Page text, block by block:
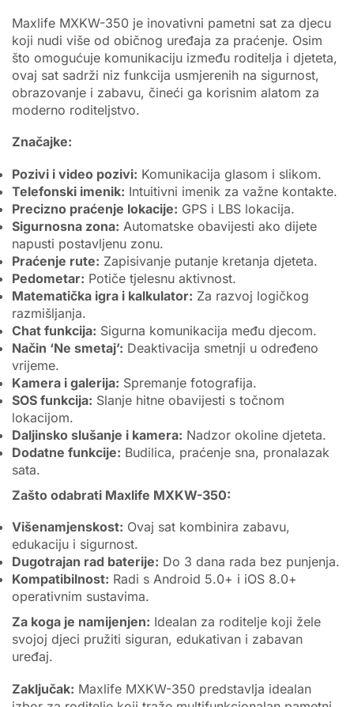
Maxlife MXKW-350 je inovativni pametni sat za djecu
koji nudi više od običnog uređaja za praćenje. Osim
što omogućuje komunikaciju između roditelja i djeteta,
ovaj sat sadrži niz funkcija usmjerenih na sigurnost,
obrazovanje i zabavu, čineći ga korisnim alatom za
moderno roditeljstvo.
Značajke:
Pozivi i video pozivi: Komunikacija glasom i slikom.
Telefonski imenik: Intuitivni imenik za važne kontakte.
Precizno praćenje lokacije: GPS i LBS lokacija.
Sigurnosna zona: Automatske obavijesti ako dijete
napusti postavljenu zonu.
Praćenje rute: Zapisivanje putanje kretanja djeteta.
Pedometar: Potiče tjelesnu aktivnost.
Matematička igra i kalkulator: Za razvoj logičkog
razmišljanja.
Chat funkcija: Sigurna komunikacija među djecom.
Način ‘Ne smetaj’: Deaktivacija smetnji u određeno
vrijeme.
Kamera i galerija: Spremanje fotografija.
SOS funkcija: Slanje hitne obavijesti s točnom
lokacijom.
Daljinsko slušanje i kamera: Nadzor okoline djeteta.
Dodatne funkcije: Budilica, praćenje sna, pronalazak
sata.
Zašto odabrati Maxlife MXKW-350:
Višenamjenskost: Ovaj sat kombinira zabavu,
edukaciju i sigurnost.
Dugotrajan rad baterije: Do 3 dana rada bez punjenja.
Kompatibilnost: Radi s Android 5.0+ i iOS 8.0+
operativnim sustavima.
Za koga je namijenjen: Idealan za roditelje koji žele
svojoj djeci pružiti siguran, edukativan i zabavan
uređaj.
Zaključak: Maxlife MXKW-350 predstavlja idealan